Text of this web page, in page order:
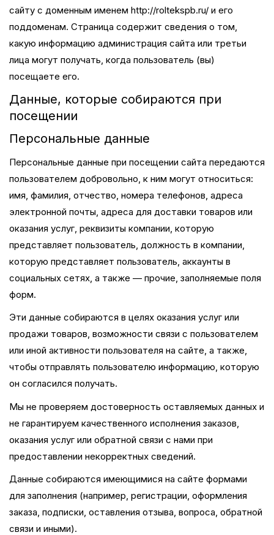
сайту с доменным именем http://roltekspb.ru/ и его
поддоменам. Страница содержит сведения о том,
какую информацию администрация сайта или третьи
лица могут получать, когда пользователь (вы)
посещаете его.
Данные, которые собираются при
посещении
Персональные данные
Персональные данные при посещении сайта передаются
пользователем добровольно, к ним могут относиться:
имя, фамилия, отчество, номера телефонов, адреса
электронной почты, адреса для доставки товаров или
оказания услуг, реквизиты компании, которую
представляет пользователь, должность в компании,
которую представляет пользователь, аккаунты в
социальных сетях, а также — прочие, заполняемые поля
форм.
Эти данные собираются в целях оказания услуг или
продажи товаров, возможности связи с пользователем
или иной активности пользователя на сайте, а также,
чтобы отправлять пользователю информацию, которую
он согласился получать.
Мы не проверяем достоверность оставляемых данных и
не гарантируем качественного исполнения заказов,
оказания услуг или обратной связи с нами при
предоставлении некорректных сведений.
Данные собираются имеющимися на сайте формами
для заполнения (например, регистрации, оформления
заказа, подписки, оставления отзыва, вопроса, обратной
связи и иными).